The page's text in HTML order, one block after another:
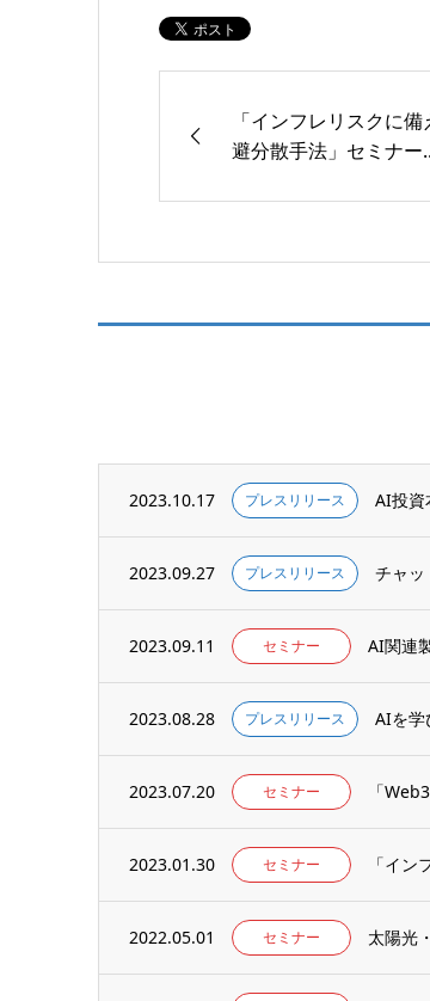
「インフレリスクに
避分散手法」セミナー
2023.10.17 プレスリリース AI投資
2023.09.27 プレスリリース チャッ
2023.09.11 セミナー AI関連
2023.08.28 プレスリリース AIを学
2023.07.20 セミナー 「
2023.01.30 セミナー 「イ
2022.05.01 セミナー 太陽光